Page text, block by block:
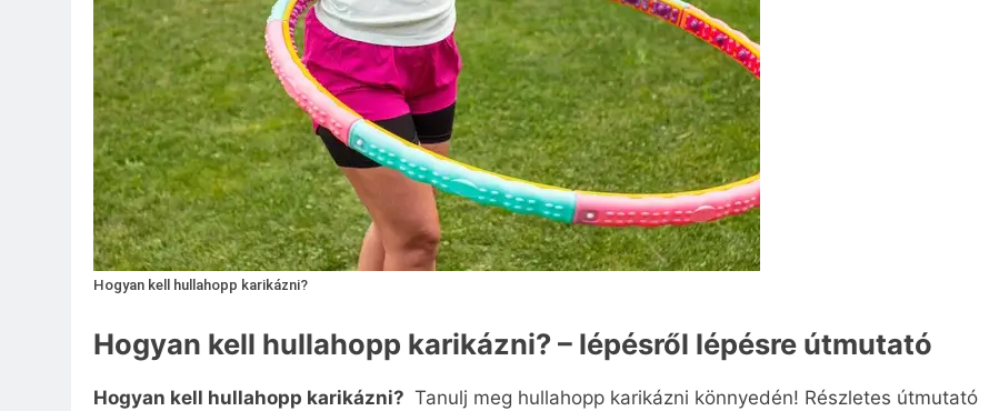
Hogyan kell hullahopp karikázni?
Hogyan kell hullahopp karikázni? – lépésről lépésre útmutató
Hogyan kell hullahopp karikázni? Tanulj meg hullahopp karikázni könnyedén! Részletes útmutató